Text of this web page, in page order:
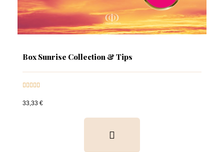
Box Sunrise Collection & Tips

33,33 €